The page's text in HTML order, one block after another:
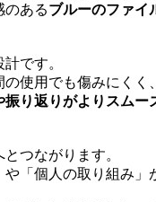
のあるブルーのファイ
計です。
使用でも傷みにくく
振り返りがよりスムー
つながります。
「個人の取り組み」